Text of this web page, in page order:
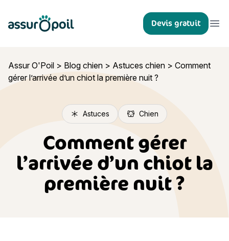
Assur O'Poil Devis gratuit
Assur O'Poil > Blog chien > Astuces chien > Comment
gérer l’arrivée d’un chiot la première nuit ?
Astuces Chien
Comment gérer
l’arrivée d’un chiot la
première nuit ?